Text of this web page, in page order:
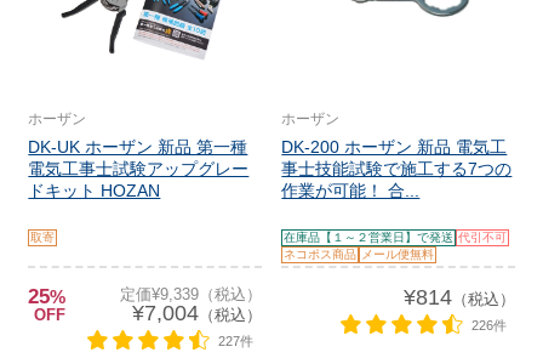
ホーザン
DK-UK ホーザン 新品 第一種
電気工事士試験アップグレー
ドキット HOZAN
取寄
25%
OFF
定価¥9,339（税込）
¥7,004（税込）
227件
ホーザン
DK-200 ホーザン 新品 電気工
事士技能試験で施工する7つの
作業が可能！ 合...
在庫品【１～２営業日】で発送 代引不可
ネコポス商品
メール便無料
¥814（税込）
226件